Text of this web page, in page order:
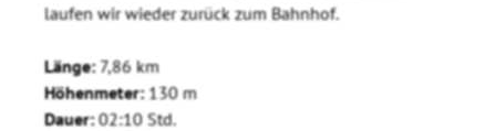
laufen wir wieder zurück zum Bahnhof.
Länge:7,86 km
Höhenmeter:130 m
Dauer:02:10 Std.